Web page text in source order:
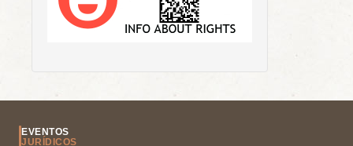
EVENTOS
JURÍDICOS